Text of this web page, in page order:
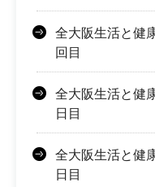
全大阪生活と健
回目
全大阪生活と健
日目
全大阪生活と健
日目